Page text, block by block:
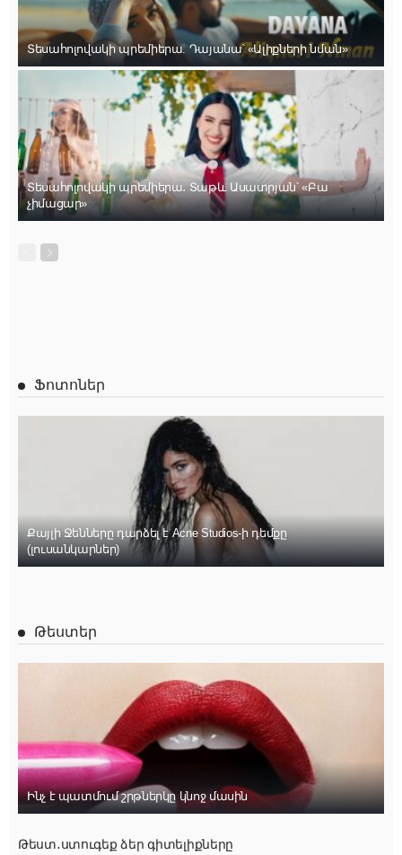
Տեսահոլովակի պրեմիերա. Դայանա՝ «Ալիքների նման»
Տեսահոլովակի պրեմիերա․ Տաթև Ասատրյան՝ «Բա
չիմացար»
Ֆոտոներ
Քայլի Ջենները դարձել է Acne Studios-ի դեմքը
(լուսանկարներ)
Թեստեր
Ինչ է պատմում շրթներկը կնոջ մասին
Թեստ․ստուգեք ձեր գիտելիքները